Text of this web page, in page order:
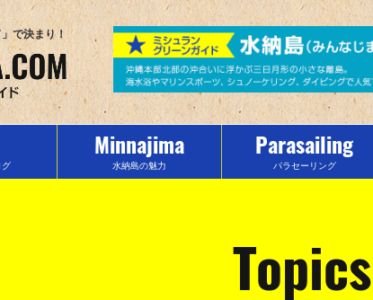
で決まり！
グ
Minnajima
水納島の魅力
Parasailing
パラセーリング
Topics